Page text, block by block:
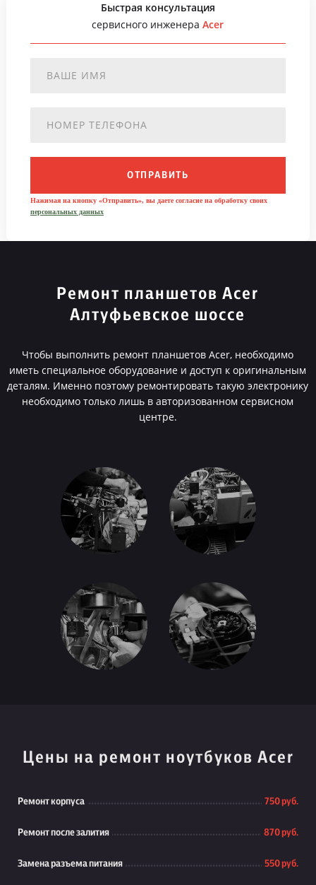
Быстрая консультация
сервисного инженераAcer
ОТПРАВИТЬ
Нажимая на кнопку «Отправить», вы даете согласие на обработку своих
персональных данных
Ремонт планшетов Acer
Алтуфьевское шоссе
Чтобы выполнить ремонт планшетов Acer, необходимо
иметь специальное оборудование и доступ к оригинальным
деталям. Именно поэтому ремонтировать такую электронику
необходимо только лишь в авторизованном сервисном
центре.
Цены на ремонт ноутбуков Acer
Ремонт корпуса 750 руб.
Ремонт после залития 870 руб.
Замена разъема питания 550 руб.